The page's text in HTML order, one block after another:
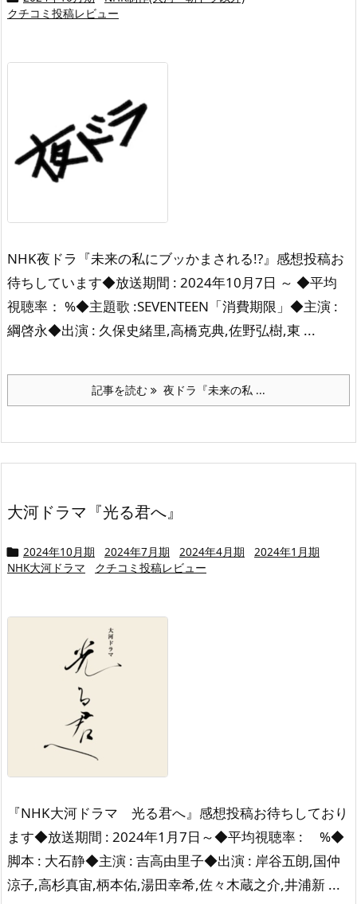
クチコミ投稿レビュー
NHK夜ドラ『未来の私にブッかまされる!?』感想投稿お
待ちしています◆放送期間 : 2024年10月7日 ～ ◆平均
視聴率： %◆主題歌 :SEVENTEEN「消費期限」◆主演 :
綱啓永◆出演 : 久保史緒里,高橋克典,佐野弘樹,東 ...
記事を読む 夜ドラ『未来の私 ...
大河ドラマ『光る君へ』
 2024年10月期 2024年7月期 2024年4月期
2024年1月期
NHK大河ドラマ
クチコミ投稿レビュー
『NHK大河ドラマ 光る君へ』感想投稿お待ちしており
ます◆放送期間 : 2024年1月7日～◆平均視聴率 : %◆
脚本 : 大石静◆主演 : 吉高由里子◆出演 : 岸谷五朗,国仲
涼子,高杉真宙,柄本佑,湯田幸希,佐々木蔵之介,井浦新 ...